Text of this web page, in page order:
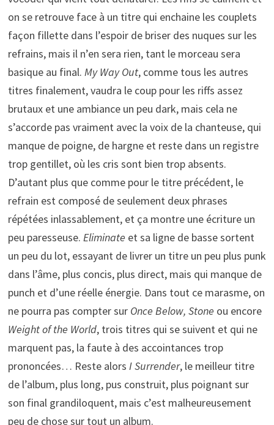
on se retrouve face à un titre qui enchaine les couplets
façon fillette dans l’espoir de briser des nuques sur les
refrains, mais il n’en sera rien, tant le morceau sera
basique au final. My Way Out, comme tous les autres
titres finalement, vaudra le coup pour les riffs assez
brutaux et une ambiance un peu dark, mais cela ne
s’accorde pas vraiment avec la voix de la chanteuse, qui
manque de poigne, de hargne et reste dans un registre
trop gentillet, où les cris sont bien trop absents.
D’autant plus que comme pour le titre précédent, le
refrain est composé de seulement deux phrases
répétées inlassablement, et ça montre une écriture un
peu paresseuse. Eliminate et sa ligne de basse sortent
un peu du lot, essayant de livrer un titre un peu plus punk
dans l’âme, plus concis, plus direct, mais qui manque de
punch et d’une réelle énergie. Dans tout ce marasme, on
ne pourra pas compter sur Once Below, Stone ou encore
Weight of the World, trois titres qui se suivent et qui ne
marquent pas, la faute à des accointances trop
prononcées… Reste alors I Surrender, le meilleur titre
de l’album, plus long, pus construit, plus poignant sur
son final grandiloquent, mais c’est malheureusement
peu de chose sur tout un album.